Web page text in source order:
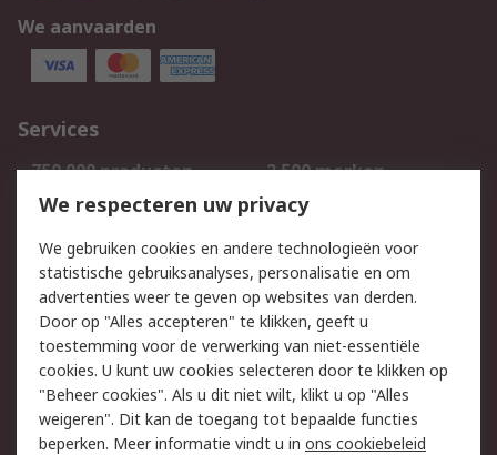
We aanvaarden
Services
750.000 producten
2.500 merken
Bestellen
Inkoopoplossingen
Track & Trace
Wettelijk
Cookiebeleid
Email veiligheid
Privacybeleid
Websitevoorwaarden
Algemene
We respecteren uw privacy
We gebruiken cookies en andere technologieën voor
statistische gebruiksanalyses, personalisatie en om
advertenties weer te geven op websites van derden.
Door op "Alles accepteren" te klikken, geeft u
toestemming voor de verwerking van niet-essentiële
cookies. U kunt uw cookies selecteren door te klikken op
"Beheer cookies". Als u dit niet wilt, klikt u op "Alles
weigeren". Dit kan de toegang tot bepaalde functies
beperken. Meer informatie vindt u in ons cookiebeleid